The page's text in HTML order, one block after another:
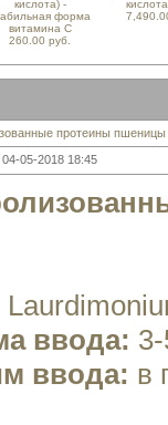
кислота) -
форма
витамина С
260.00 руб.
протеины пшеницы
04-05-2018 18:45
ввода:
ввода: в